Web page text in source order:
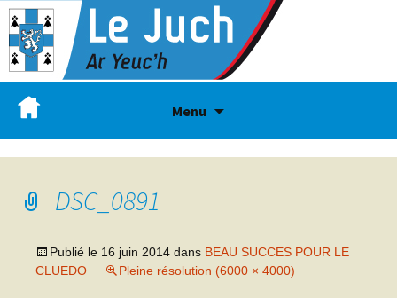
Menu
DSC_0891
Publié le 16 juin 2014 dans BEAU SUCCES POUR LE
CLUEDO
Pleine résolution (6000 × 4000)